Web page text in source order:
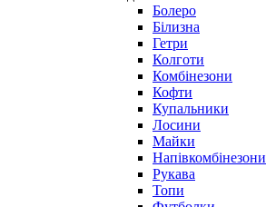
Болеро
Білизна
Гетри
Колготи
Комбінезони
Кофти
Купальники
Лосини
Майки
Напівкомбінезони
Рукава
Топи